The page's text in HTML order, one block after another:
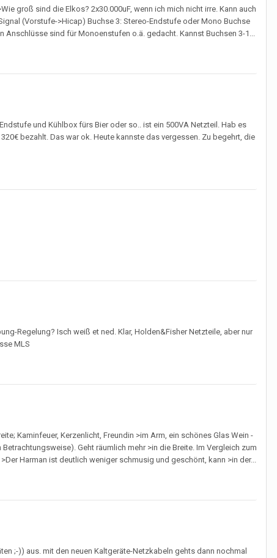
groß sind die Elkos? 2x30.000uF, wenn ich mich nicht irre. Kann auch
(Vorstufe->Hicap) Buchse 3: Stereo-Endstufe oder Mono Buchse
Anschlüsse sind für Monoenstufen o.ä. gedacht. Kannst Buchsen 3-1...
und Kühlbox fürs Bier oder so.. ist ein 500VA Netzteil. Hab es
bezahlt. Das war ok. Heute kannste das vergessen. Zu begehrt, die
Regelung? Isch weiß et ned. Klar, Holden&Fisher Netzteile, aber nur
MLS
Kaminfeuer, Kerzenlicht, Freundin >im Arm, ein schönes Glas Wein -
Geht räumlich mehr >in die Breite. Im Vergleich zum
Harman ist deutlich weniger schmusig und geschönt, kann >in der...
;-)) aus. mit den neuen Kaltgeräte-Netzkabeln gehts dann nochmal